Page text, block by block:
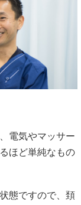
電気やマッサー
ほど単純なもの
態ですので、頚